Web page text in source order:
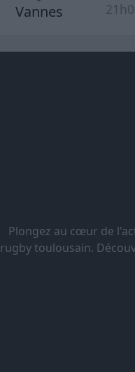
Vannes
Plongez au cœur de
rugby toulousain.